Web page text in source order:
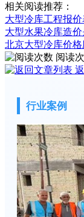
相关阅读推荐：
大型冷库工程报
大型水果冷库造
北京大型冷库价
阅读
行业案例